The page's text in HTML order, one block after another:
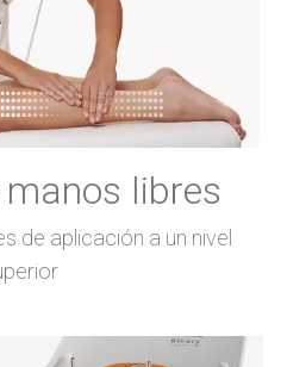
libres
de aplicación a un nivel